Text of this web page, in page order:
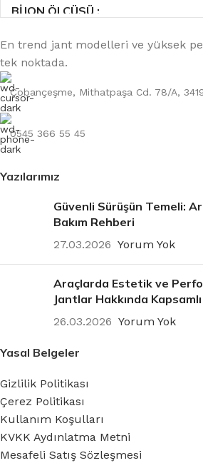
BIJON ÖLÇÜSÜ
OFSET
En trend jant modelleri ve yüksek
tek noktada.
Çobançeşme, Mithatpaşa Cd. 78/A,
0545 366 55 45
Yazılarımız
Güvenli Sürüşün Temeli:
Bakım Rehberi
27.03.2026 Yorum Yok
Araçlarda Estetik ve
Jantlar Hakkında
26.03.2026 Yorum Yok
Yasal Belgeler
Gizlilik Politikası
Çerez Politikası
Kullanım Koşulları
KVKK Aydınlatma Metni
Mesafeli Satış Sözleşmesi